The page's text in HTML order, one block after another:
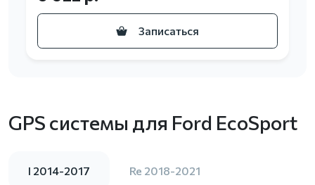
Записаться
GPS системы для Ford EcoSport
I 2014-2017 Re 2018-2021